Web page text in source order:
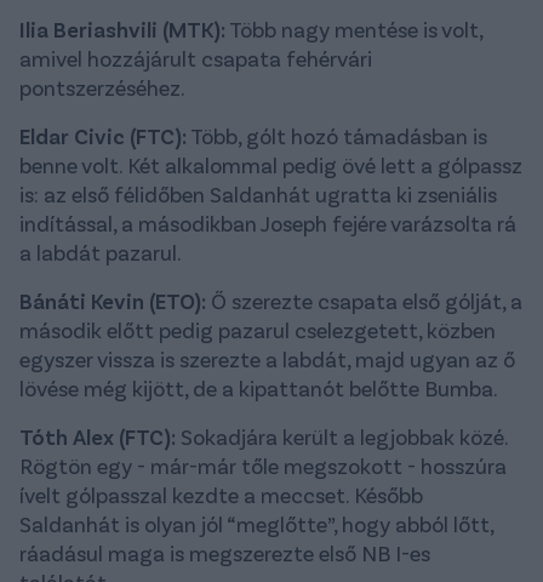
Ilia Beriashvili (MTK): Több nagy mentése is volt,
amivel hozzájárult csapata fehérvári
pontszerzéséhez.
Eldar Civic (FTC): Több, gólt hozó támadásban is
benne volt. Két alkalommal pedig övé lett a gólpassz
is: az első félidőben Saldanhát ugratta ki zseniális
indítással, a másodikban Joseph fejére varázsolta rá
a labdát pazarul.
Bánáti Kevin (ETO): Ő szerezte csapata első gólját, a
második előtt pedig pazarul cselezgetett, közben
egyszer vissza is szerezte a labdát, majd ugyan az ő
lövése még kijött, de a kipattanót belőtte Bumba.
Tóth Alex (FTC): Sokadjára került a legjobbak közé.
Rögtön egy - már-már tőle megszokott - hosszúra
ívelt gólpasszal kezdte a meccset. Később
Saldanhát is olyan jól “meglőtte”, hogy abból lőtt,
ráadásul maga is megszerezte első NB I-es